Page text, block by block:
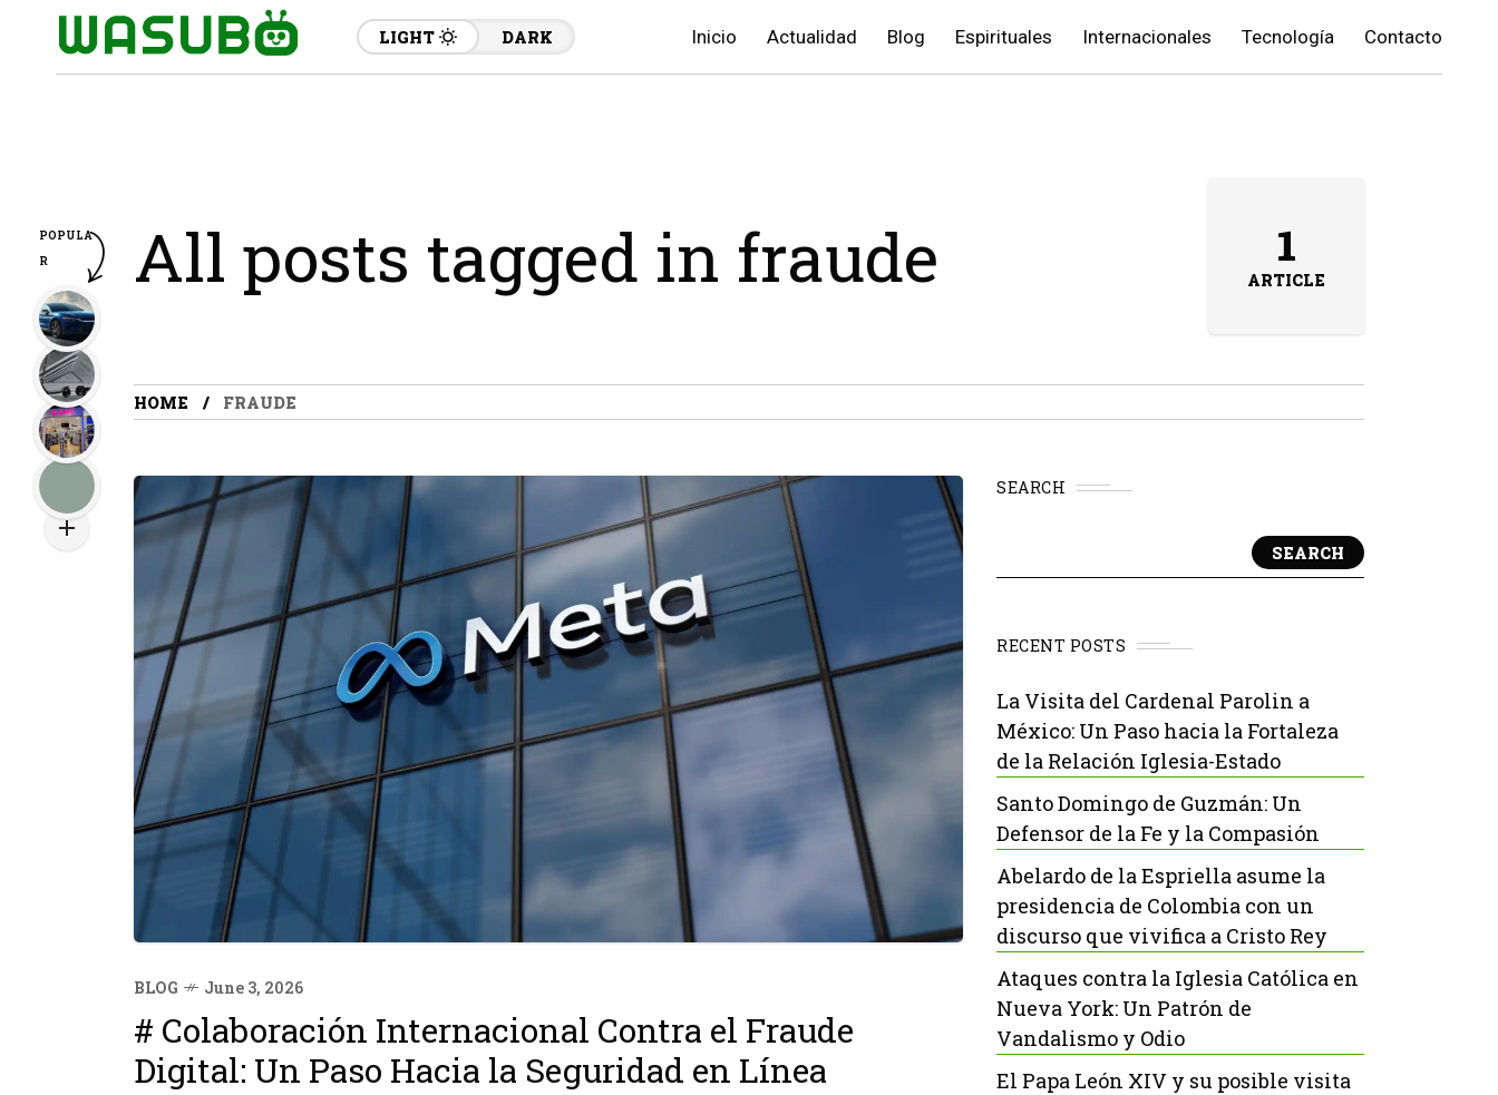
LIGHT DARK Inicio Actualidad Blog Espirituales Internacionales Tecnología Contacto
All posts tagged in fraude 1
ARTICLE
HOME FRAUDE
BLOG June 3, 2026
# Colaboración Internacional Contra el Fraude
Digital: Un Paso Hacia la Seguridad en Línea
SEARCH
SEARCH
RECENT POSTS
La Visita del Cardenal Parolin a
México: Un Paso hacia la Fortaleza
de la Relación Iglesia-Estado
Santo Domingo de Guzmán: Un
Defensor de la Fe y la Compasión
Abelardo de la Espriella asume la
presidencia de Colombia con un
discurso que vivifica a Cristo Rey
Ataques contra la Iglesia Católica en
Nueva York: Un Patrón de
Vandalismo y Odio
El Papa León XIV y su posible visita
POPULA
R